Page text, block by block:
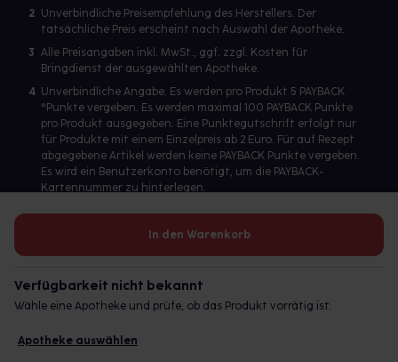
In den Warenkorb
Verfügbarkeit nicht bekannt
Wähle eine Apotheke und prüfe, ob das Produkt vorrätig ist.
Apotheke auswählen
2 Unverbindliche Preisempfehlung des Herstellers. Der
tatsächliche Preis erscheint nach Auswahl der Apotheke.
3 Alle Preisangaben inkl. MwSt., ggf. zzgl. Kosten für
Bringdienst der ausgewählten Apotheke.
4 Unverbindliche Angabe. Es werden pro Produkt 5 PAYBACK
°Punkte vergeben. Es werden maximal 100 PAYBACK Punkte
pro Produkt ausgegeben. Eine Punktegutschrift erfolgt nur
für Produkte mit einem Einzelpreis ab 2 Euro. Für auf Rezept
abgegebene Artikel werden keine PAYBACK Punkte vergeben.
Es wird ein Benutzerkonto benötigt, um die PAYBACK-
Kartennummer zu hinterlegen.
Betreiber des Portals und verantwortlich: gesund.de GmbH &
© 2026 gesund.de GmbH & Co. KG